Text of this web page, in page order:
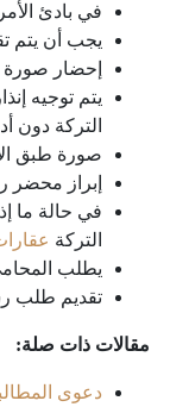
في بادئ
يجب أن يتم
إحضار صورة
يتم توجيه
التركة دون
صورة طبق
إبراز محضر
في حالة ما
التركة
يطلب
تقديم طلب
مقالات ذات صلة:
دعوى